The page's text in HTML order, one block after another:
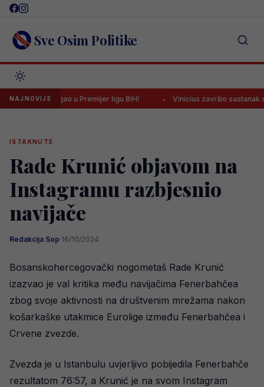
Skip
content Sve Osim Politike
NAJNOVIJE
stigao u Premijer ligu BiH! Vinicius završio sastanak s Realom,
ISTAKNUTE
Rade Krunić objavom na
Instagramu razbjesnio
navijače
Redakcija Sop·16/10/2024
Bosanskohercegovački nogometaš Rade Krunić
izazvao je val kritika među navijačima Fenerbahčea
zbog svoje aktivnosti na društvenim mrežama nakon
košarkaške utakmice Eurolige između Fenerbahčea i
Crvene zvezde.
Zvezda je u Istanbulu uvjerljivo pobijedila Fenerbahče
rezultatom 76:57, a Krunić je na svom Instagram